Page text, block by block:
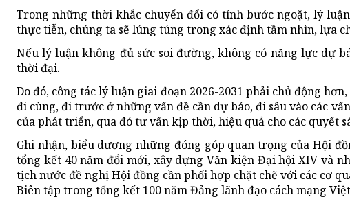
Trong những thời khắc chuyển đổi có tính bước ngoặt, lý
thực tiễn, chúng ta sẽ lúng túng trong xác định tầm nhìn, lựa
Nếu lý luận không đủ sức soi đường, không có năng lực dự
thời đại.
Do đó, công tác lý luận giai đoạn 2026-2031 phải chủ động
đi cùng, đi trước ở những vấn đề cần dự báo, đi sâu vào các
của phát triển, qua đó tư vấn kịp thời, hiệu quả cho các quyết
Ghi nhận, biểu dương những đóng góp quan trọng của Hội
tổng kết 40 năm đổi mới, xây dựng Văn kiện Đại hội XIV và
tịch nước đề nghị Hội đồng cần phối hợp chặt chẽ với các cơ
Biên tập trong tổng kết 100 năm Đảng lãnh đạo cách mạng